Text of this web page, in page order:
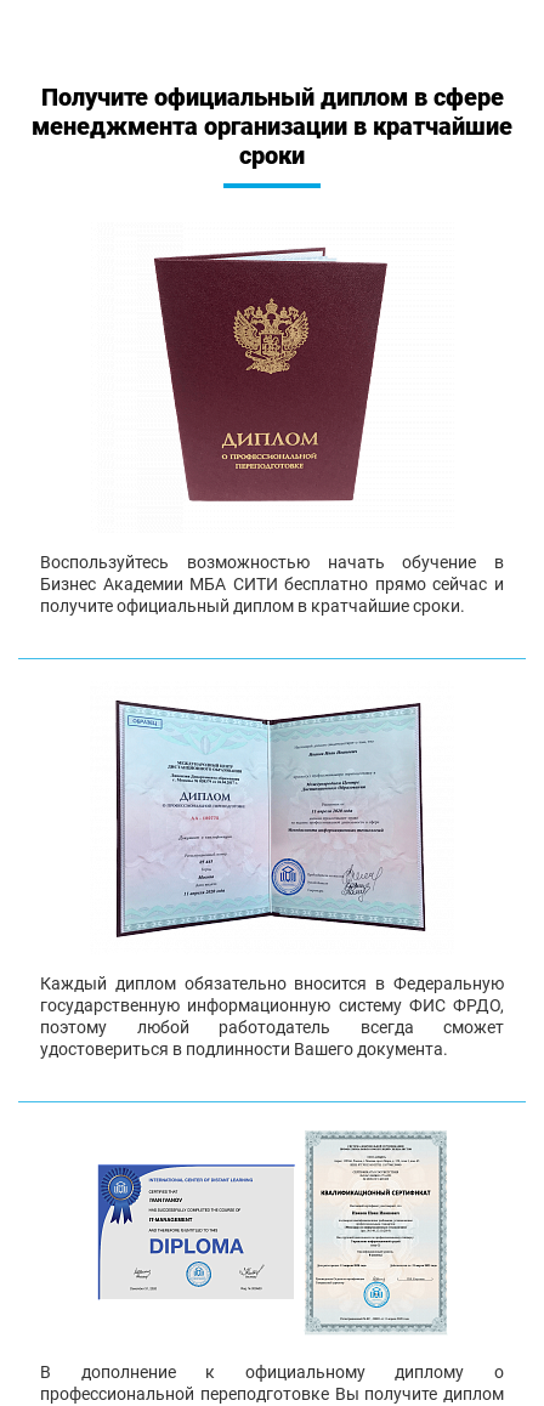
Получите официальный диплом в сфере
менеджмента организации в кратчайшие
сроки
Воспользуйтесь возможностью начать обучение в
Бизнес Академии МБА СИТИ бесплатно прямо сейчас и
получите официальный диплом в кратчайшие сроки.
Каждый диплом обязательно вносится в Федеральную
государственную информационную систему ФИС ФРДО,
поэтому любой работодатель всегда сможет
удостовериться в подлинности Вашего документа.
В дополнение к официальному диплому о
профессиональной переподготовке Вы получите диплом